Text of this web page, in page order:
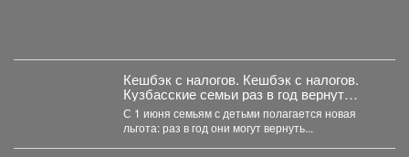
Кешбэк с налогов. Кешбэк с налогов.
Кузбасские семьи раз в год вернут
часть уплаченных денег
С 1 июня семьям с детьми полагается новая
льгота: раз в год они могут вернуть...